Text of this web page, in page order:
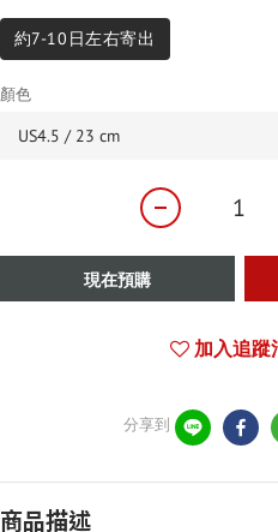
約7-10日左右寄出
顏色
現在預購
加入追蹤
分享到
商品描述